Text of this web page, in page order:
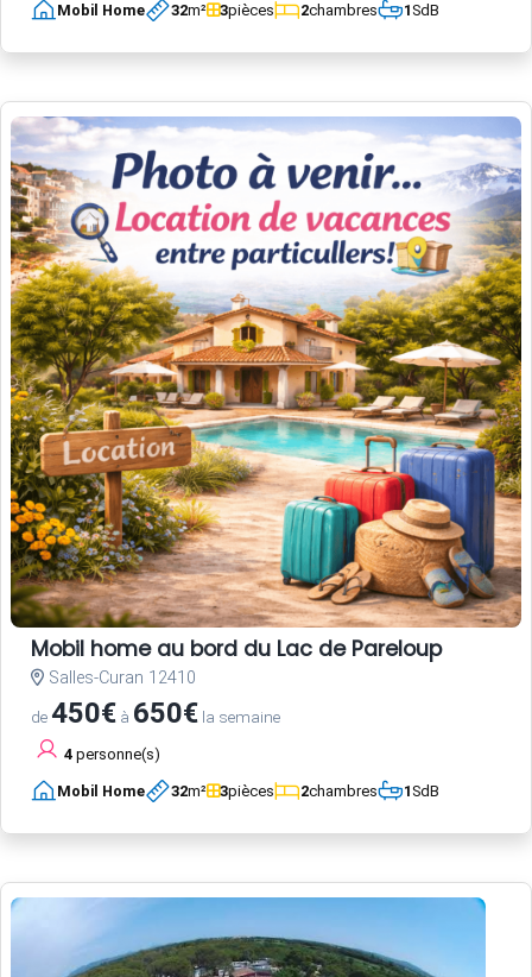
Mobil Home 32m² 3pièces 2chambres 1SdB
Mobil home au bord du Lac de Pareloup
Salles-Curan 12410
de450€ à 650€ la semaine
4 personne(s)
Mobil Home 32m² 3pièces 2chambres 1SdB